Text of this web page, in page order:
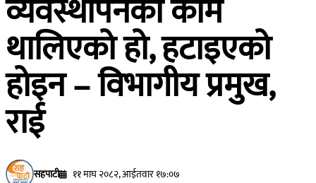
व्यवस्थापनको काम
थालिएको हो, हटाइएको
होइन – विभागीय प्रमुख,
राई
सहपाटी ११ माघ २०८२, आईतवार १७:०७